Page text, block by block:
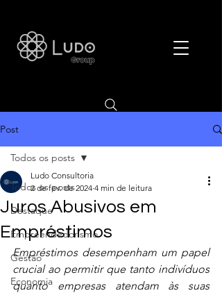
Post
Todos os posts
Destaque
Empreendedorismo
Gestão
Economia
Todos os posts
Juros Abusivos em
Empréstimos
Ludo Consultoria
2 de fev. de 2024 4 min de leitura
Empréstimos desempenham um papel
crucial ao permitir que tanto indivíduos
quanto empresas atendam às suas